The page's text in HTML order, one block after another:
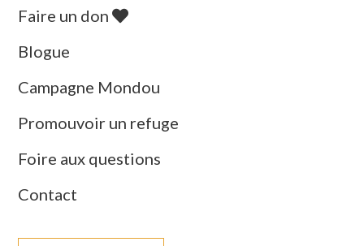
Faire un don
Blogue
Campagne Mondou
Promouvoir un refuge
Foire aux questions
Contact